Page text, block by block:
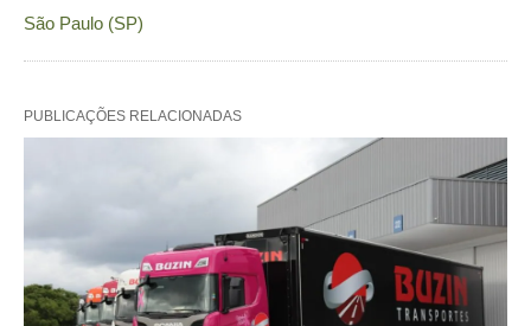
São Paulo (SP)
PUBLICAÇÕES RELACIONADAS